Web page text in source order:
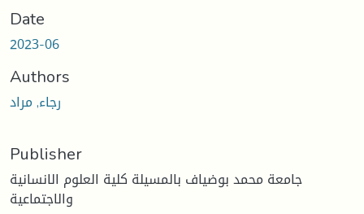
Date
2023-06
Authors
رجاء, مراد
Publisher
جامعة محمد بوضياف بالمسيلة كلية العلوم الانسانية
والاجتماعية